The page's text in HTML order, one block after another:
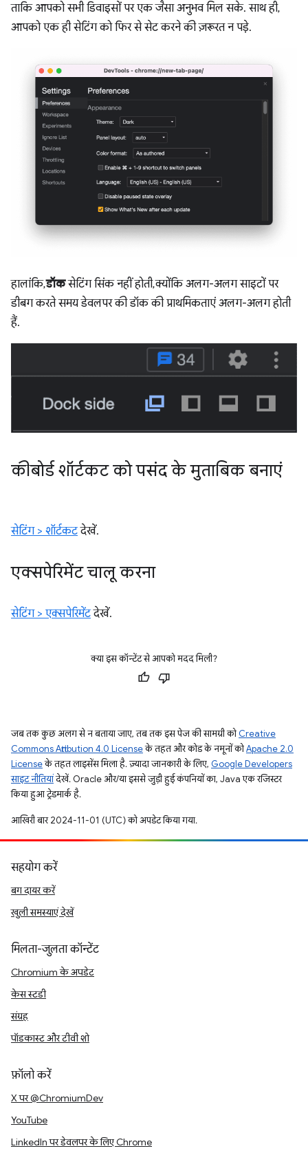
ताकि आपको सभी डिवाइसों पर एक जैसा अनुभव मिल सके. साथ ही,
आपको एक ही सेटिंग को फिर से सेट करने की ज़रूरत न पड़े.
हालांकि,डॉकसेटिंग सिंक नहीं होती, क्योंकि अलग-अलग साइटों पर
डीबग करते समय डेवलपर की डॉक की प्राथमिकताएं अलग-अलग होती
हैं.
कीबोर्ड शॉर्टकट को पसंद के मुताबिक बनाएं
सेटिंग > शॉर्टकटदेखें.
एक्सपेरिमेंट चालू करना
सेटिंग > एक्सपेरिमेंटदेखें.
क्या इस कॉन्टेंट से आपको मदद मिली?
जब तक कुछ अलग से न बताया जाए, तब तक इस पेज की सामग्री कोCreative
Commons Attribution 4.0 Licenseके तहत और कोड के नमूनों कोApache 2.0
Licenseके तहत लाइसेंस मिला है. ज़्यादा जानकारी के लिए, Google Developers
साइट नीतियांदेखें. Oracle और/या इससे जुड़ी हुई कंपनियों का, Java एक रजिस्टर
किया हुआ ट्रेडमार्क है.
आखिरी बार 2024-11-01 (UTC) को अपडेट किया गया.
सहयोग करें
बग दायर करें
खुली समस्याएं देखें
मिलता-जुलता कॉन्टेंट
Chromium के अपडेट
केस स्टडी
संग्रह
पॉडकास्ट और टीवी शो
फ़ॉलो करें
X पर @ChromiumDev
YouTube
LinkedIn पर डेवलपर के लिए Chrome